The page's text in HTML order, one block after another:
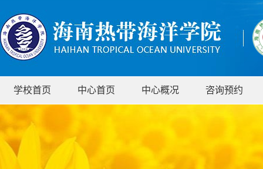
学校首页 中心首页 中心概况 咨询预约